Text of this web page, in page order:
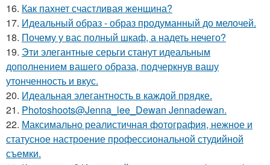
16. Как пахнет счастливая женщина?
17. Идеальный образ - образ продуманный до мелочей.
18. Почему у вас полный шкаф, а надеть нечего?
19. Эти элегантные серьги станут идеальным
дополнением вашего образа, подчеркнув вашу
утонченность и вкус.
20. Идеальная элегантность в каждой прядке.
21. Photoshoots@Jenna_lee_Dewan Jennadewan.
22. Максимально реалистичная фотография, нежное и
статусное настроение профессиональной студийной
съемки.